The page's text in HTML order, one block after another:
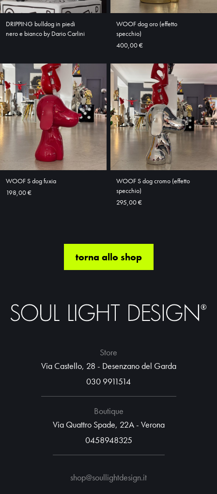
DRIPPING bulldog in piedi
nero e bianco by Dario Carlini
WOOF dog oro (effetto
specchio)
400,00 €
WOOF S dog fuxia
198,00 €
WOOF S dog cromo (effetto
specchio)
295,00 €
torna allo shop
Store
Via Castello, 28 - Desenzano del Garda
030 9911514
Boutique
Via Quattro Spade, 22A - Verona
0458948325
shop@soullightdesign.it